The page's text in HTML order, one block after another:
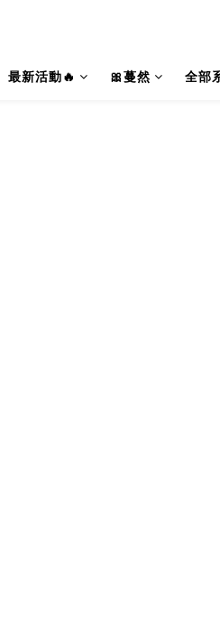
最新活動🔥 🎀蔓然 全部